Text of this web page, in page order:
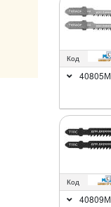
Код
40805М
Код
40809М